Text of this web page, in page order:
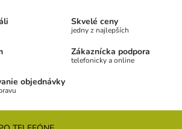
k
Skvelé ceny
jedny z najlepších
Zákaznícka podpora
telefonicky a online
objednávky